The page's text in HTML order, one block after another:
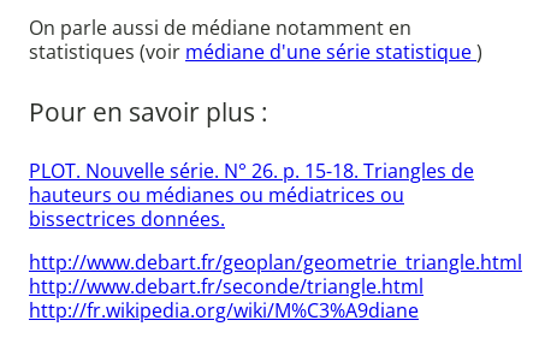
On parle aussi de médiane notamment en
statistiques (voir médiane d'une série statistique)
Pour en savoir plus :
PLOT. Nouvelle série. N° 26. p. 15-18. Triangles de
hauteurs ou médianes ou médiatrices ou
bissectrices données.
http://www.debart.fr/geoplan/geometrie_triangle.html
http://www.debart.fr/seconde/triangle.html
http://fr.wikipedia.org/wiki/M%C3%A9diane